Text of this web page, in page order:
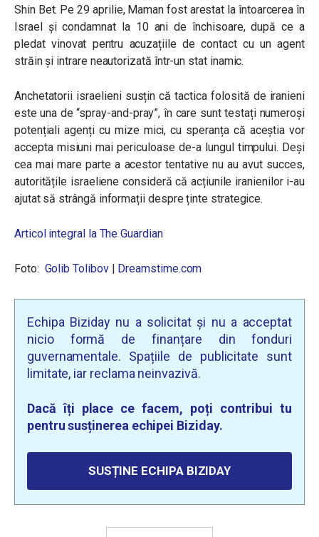
Shin Bet. Pe 29 aprilie, Maman fost arestat la întoarcerea în
Israel şi condamnat la 10 ani de închisoare, după ce a
pledat vinovat pentru acuzațiile de contact cu un agent
străin și intrare neautorizată într-un stat inamic.
Anchetatorii israelieni susțin că tactica folosită de iranieni
este una de “spray-and-pray”, în care sunt testați numeroși
potențiali agenți cu mize mici, cu speranța că aceștia vor
accepta misiuni mai periculoase de-a lungul timpului. Deși
cea mai mare parte a acestor tentative nu au avut succes,
autoritățile israeliene consideră că acțiunile iranienilor i-au
ajutat să strângă informații despre ținte strategice.
Articol integral la The Guardian
Foto: Golib Tolibov| Dreamstime.com
Echipa Biziday nu a solicitat și nu a acceptat
nicio formă de finanțare din fonduri
guvernamentale. Spațiile de publicitate sunt
limitate, iar reclama neinvazivă.
Dacă îți place ce facem, poți contribui tu
pentru susținerea echipei Biziday.
SUSȚINE ECHIPA BIZIDAY